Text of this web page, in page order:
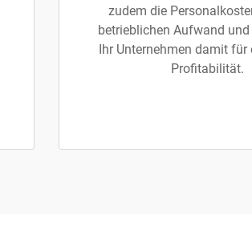
zudem die
betrieblichen Aufwand
Ihr Unternehmen damit für
Profitabilität.